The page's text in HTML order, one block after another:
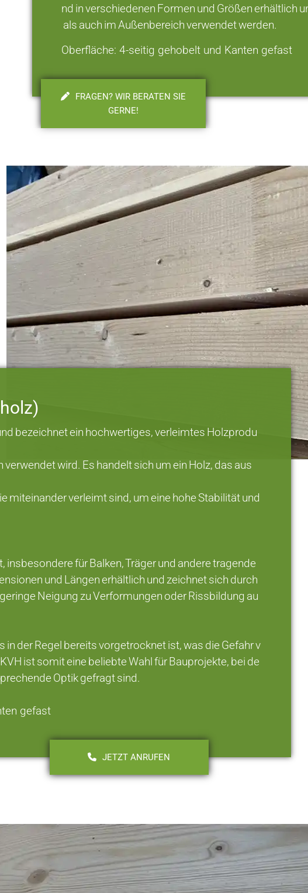
nd in verschiedenen Formen und Größen erhältlich
als auch im Außenbereich verwendet werden.
Oberfläche: 4-seitig gehobelt und Kanten gefast
FRAGEN? WIR BERATEN SIE
GERNE!
bezeichnet ein hochwertiges, verleimtes Holzprodu
wird. Es handelt sich um ein Holz, das aus
miteinander verleimt sind, um eine hohe Stabilität und
für Balken, Träger und andere tragende
und Längen erhältlich und zeichnet sich durch
Neigung zu Verformungen oder Rissbildung au
in der Regel bereits vorgetrocknet ist, was die Gefahr v
ist somit eine beliebte Wahl für Bauprojekte, bei de
Optik gefragt sind.
gefast
JETZT ANRUFEN